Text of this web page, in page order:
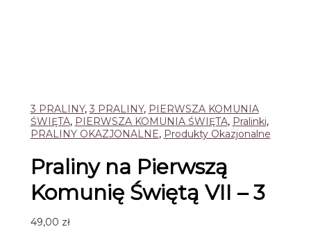
3 PRALINY, 3 PRALINY, PIERWSZA KOMUNIA
ŚWIĘTA, PIERWSZA KOMUNIA ŚWIĘTA, Pralinki,
PRALINY OKAZJONALNE, Produkty Okazjonalne
Praliny na Pierwszą
Komunię Świętą VII – 3
49,00 zł